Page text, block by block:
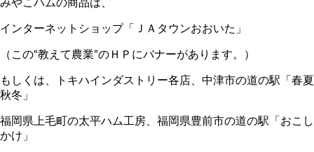
みやこハムの商品は、
インターネットショップ「ＪＡタウンおおいた」
（この“教えて農業”のＨＰにバナーがあります。）
もしくは、トキハインダストリー各店、中津市の道の駅「春夏
秋冬」
福岡県上毛町の太平ハム工房、福岡県豊前市の道の駅「おこし
かけ」